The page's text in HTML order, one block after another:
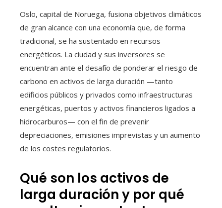
Oslo, capital de Noruega, fusiona objetivos climáticos
de gran alcance con una economía que, de forma
tradicional, se ha sustentado en recursos
energéticos. La ciudad y sus inversores se
encuentran ante el desafío de ponderar el riesgo de
carbono en activos de larga duración —tanto
edificios públicos y privados como infraestructuras
energéticas, puertos y activos financieros ligados a
hidrocarburos— con el fin de prevenir
depreciaciones, emisiones imprevistas y un aumento
de los costes regulatorios.
Qué son los activos de
larga duración y por qué